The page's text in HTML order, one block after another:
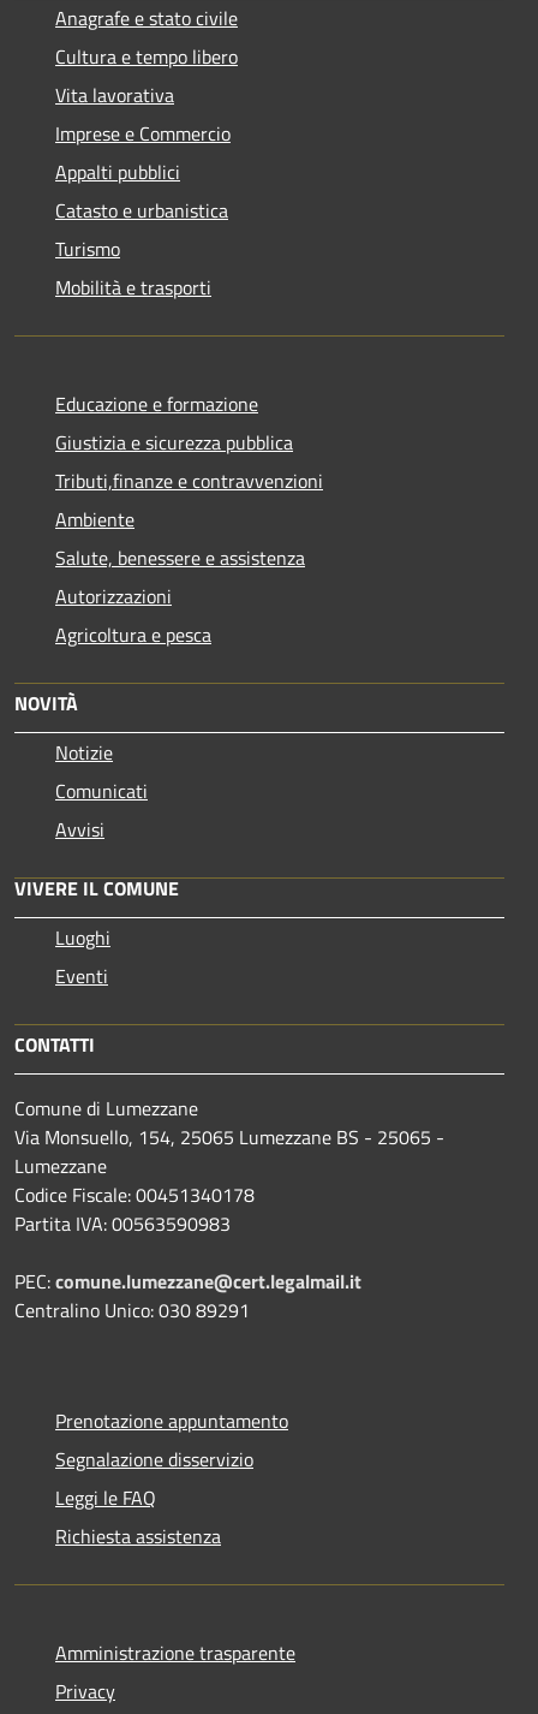
Anagrafe e stato civile
Cultura e tempo libero
Vita lavorativa
Imprese e Commercio
Appalti pubblici
Catasto e urbanistica
Turismo
Mobilità e trasporti
Educazione e formazione
Giustizia e sicurezza pubblica
Tributi,finanze e contravvenzioni
Ambiente
Salute, benessere e assistenza
Autorizzazioni
Agricoltura e pesca
NOVITÀ
Notizie
Comunicati
Avvisi
VIVERE IL COMUNE
Luoghi
Eventi
CONTATTI
Comune di Lumezzane
Via Monsuello, 154, 25065 Lumezzane BS - 25065 -
Lumezzane
Codice Fiscale: 00451340178
Partita IVA: 00563590983
PEC:comune.lumezzane@cert.legalmail.it
Centralino Unico: 030 89291
Prenotazione appuntamento
Segnalazione disservizio
Leggi le FAQ
Richiesta assistenza
Amministrazione trasparente
Privacy